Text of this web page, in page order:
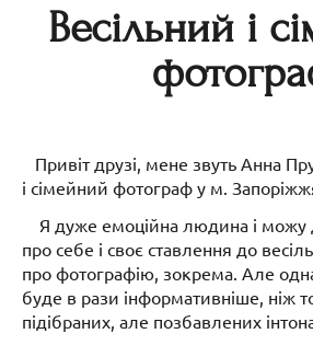
Весільний і
Привіт друзі, мене звуть Анна
і сімейний фотограф у м.
Я дуже емоційна людина і можу
про себе і своє ставлення до
про фотографію, зокрема. Але
буде в рази інформативніше, ніж
підібраних, але позбавлених